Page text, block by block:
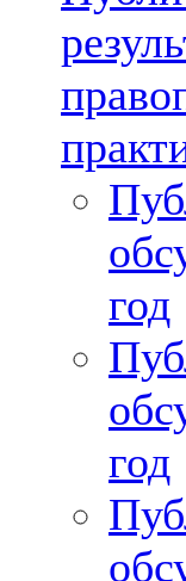
год
год